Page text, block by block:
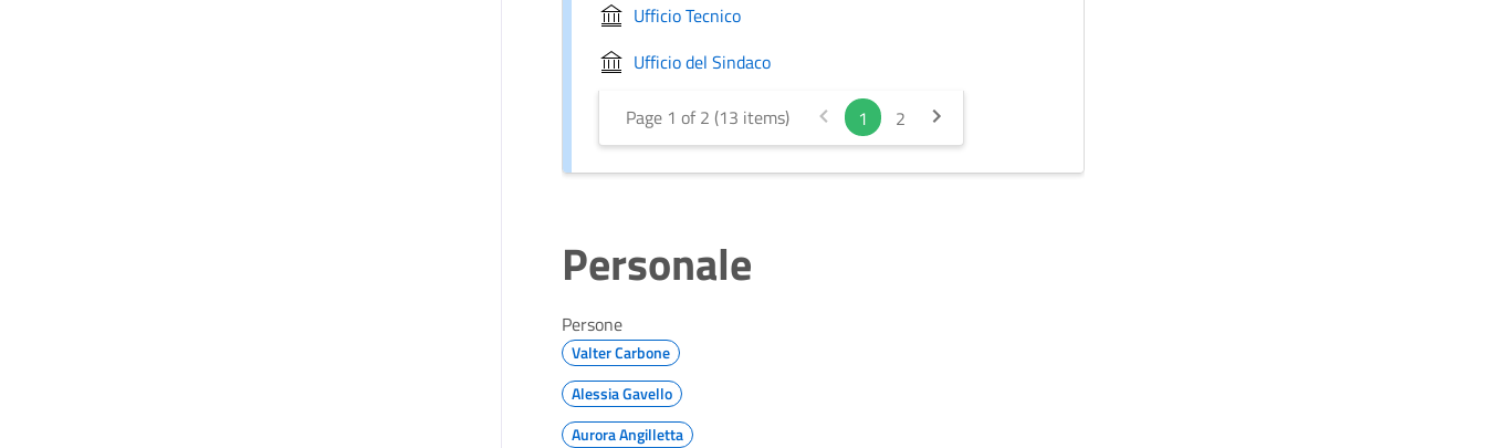
Ufficio Tecnico
Ufficio del Sindaco
Page 1 of 2 (13 items) 1 2
Personale
Persone
Valter Carbone
Alessia Gavello
Aurora Angilletta